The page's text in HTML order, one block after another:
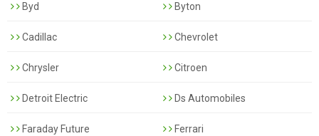
Byd Byton
Cadillac Chevrolet
Chrysler Citroen
Detroit Electric Ds Automobiles
Faraday Future Ferrari